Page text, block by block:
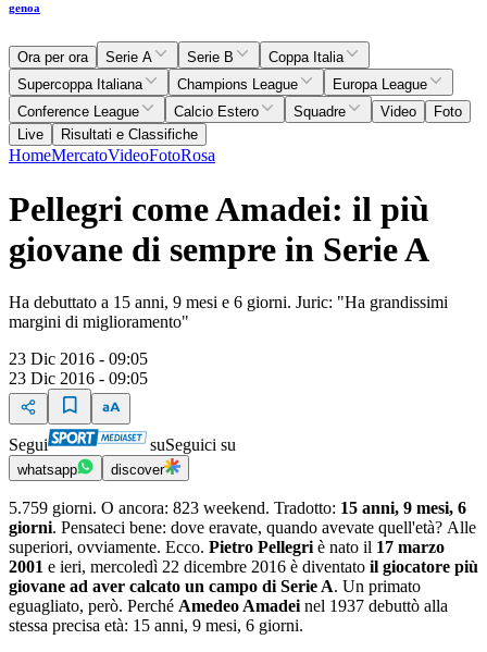
genoa
Ora per ora Serie A Serie B
Coppa Italia
Supercoppa Italiana
Champions League
Europa League
Conference League
Calcio Estero Squadre Video
Foto
Live
Risultati e Classifiche
HomeMercatoVideoFotoRosa
Pellegri come Amadei: il più
giovane di sempre in Serie A
Ha debuttato a 15 anni, 9 mesi e 6 giorni. Juric: "Ha grandissimi
margini di miglioramento"
23 Dic 2016 - 09:05
23 Dic 2016 - 09:05
Segui suSeguici su
whatsapp discover
5.759 giorni. O ancora: 823 weekend. Tradotto: 15 anni, 9 mesi, 6
giorni. Pensateci bene: dove eravate, quando avevate quell'età? Alle
superiori, ovviamente. Ecco. Pietro Pellegri è nato il 17 marzo
2001 e ieri, mercoledì 22 dicembre 2016 è diventato il giocatore più
giovane ad aver calcato un campo di Serie A. Un primato
eguagliato, però. Perché Amedeo Amadei nel 1937 debuttò alla
stessa precisa età: 15 anni, 9 mesi, 6 giorni.